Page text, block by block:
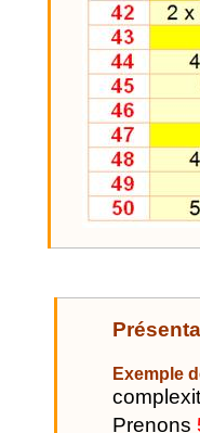
Exemple
Prenons